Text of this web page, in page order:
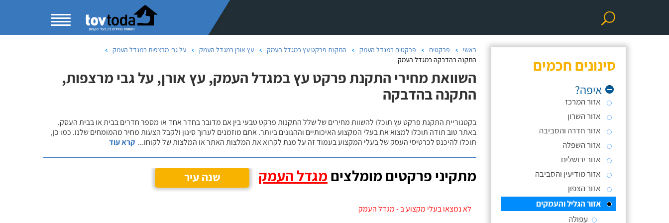
סינונים חכמים
איפה?
אזור המרכז
אזור השרון
אזור חדרה והסביבה
אזור השפלה
אזור ירושלים
אזור מודיעין והסביבה
אזור הצפון
אזור הגליל והעמקים
עפולה
ראשי פרקטים פרקטים במגדל העמק התקנת פרקט עץ במגדל העמק עץ אורן במגדל העמק
על גבי מרצפות במגדל העמק
התקנה בהדבקה במגדל העמק
השוואת מחירי התקנת פרקט עץ במגדל העמק, עץ אורן, על גבי מרצפות,
התקנה בהדבקה
בקטגוריית התקנת פרקט עץ תוכלו להשוות מחירים של שלל התקנות פרקט טבעי בין אם מדובר בחדר אחד או מספר חדרים בבית או בבית העסק.
באתר טוב תודה תוכלו למצוא את בעלי המקצוע האיכותיים וההגונים ביותר. אתם מוזמנים לערוך סינון ולקבל הצעות מחיר מהמומחים שלנו. כמו כן,
תוכלו להיכנס לכרטיסי העסק של בעלי המקצוע בעמוד זה על מנת לקרוא את המלצות האתר או המלצות של לקוחו... קרא עוד
מתקיני פרקטים מומלצים מגדל העמק שנה עיר
לא נמצאו בעלי מקצוע ב - מגדל העמק